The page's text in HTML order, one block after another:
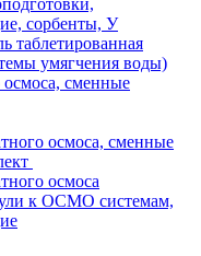
сорбенты, У
таблетированная
умягчения воды)
сменные
осмоса, сменные
осмоса
к ОСМО системам,